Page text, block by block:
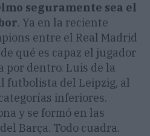
seguramente sea el
. Ya en la reciente
entre el Real Madrid
qué es capaz el jugador
por dentro. Luis de la
futbolista del Leipzig, al
inferiores.
y se formó en las
Barça. Todo cuadra.